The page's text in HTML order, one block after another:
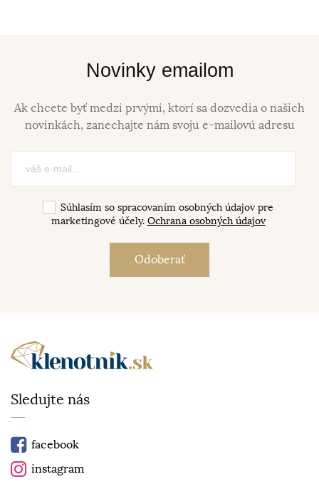
Novinky emailom
Ak chcete byť medzi prvými, ktorí sa dozvedia o našich
novinkách, zanechajte nám svoju e-mailovú adresu
Súhlasím so spracovaním osobných údajov pre
marketingové účely. Ochrana osobných údajov
Sledujte nás
facebook
instagram